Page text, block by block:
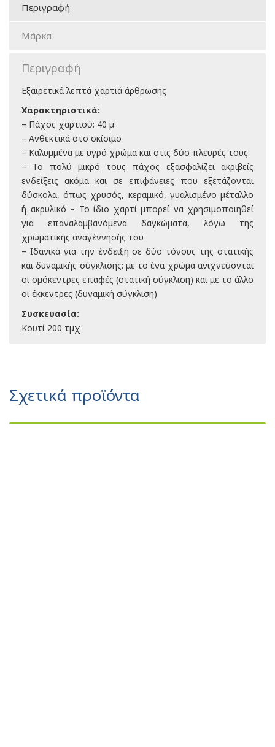
Περιγραφή
Μάρκα
Περιγραφή
Εξαιρετικά λεπτά χαρτιά άρθρωσης
Χαρακτηριστικά:
– Πάχος χαρτιού: 40 μ
– Ανθεκτικά στο σκίσιμο
– Καλυμμένα με υγρό χρώμα και στις δύο πλευρές τους
– Το πολύ μικρό τους πάχος εξασφαλίζει ακριβείς
ενδείξεις ακόμα και σε επιφάνειες που εξετάζονται
δύσκολα, όπως χρυσός, κεραμικό, γυαλισμένο μέταλλο
ή ακρυλικό – Το ίδιο χαρτί μπορεί να χρησιμοποιηθεί
για επαναλαμβανόμενα δαγκώματα, λόγω της
χρωματικής αναγέννησής του
– Ιδανικά για την ένδειξη σε δύο τόνους της στατικής
και δυναμικής σύγκλισης: με το ένα χρώμα ανιχνεύονται
οι ομόκεντρες επαφές (στατική σύγκλιση) και με το άλλο
οι έκκεντρες (δυναμική σύγκλιση)
Συσκευασία:
Κουτί 200 τμχ
Σχετικά προϊόντα